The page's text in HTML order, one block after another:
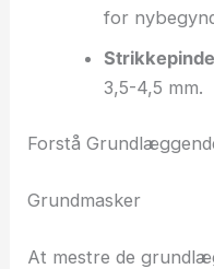
for
3,5-4,5 mm.
Forstå
Grundmasker
At mestre de